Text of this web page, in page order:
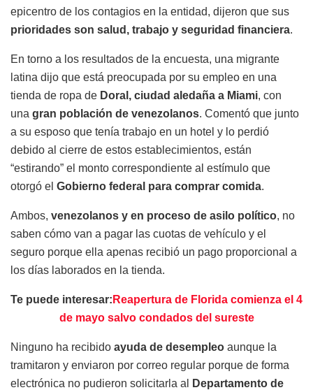
epicentro de los contagios en la entidad, dijeron que sus
prioridades son salud, trabajo y seguridad financiera.
En torno a los resultados de la encuesta, una migrante
latina dijo que está preocupada por su empleo en una
tienda de ropa de Doral, ciudad aledaña a Miami, con
una gran población de venezolanos. Comentó que junto
a su esposo que tenía trabajo en un hotel y lo perdió
debido al cierre de estos establecimientos, están
“estirando” el monto correspondiente al estímulo que
otorgó el Gobierno federal para comprar comida.
Ambos, venezolanos y en proceso de asilo político, no
saben cómo van a pagar las cuotas de vehículo y el
seguro porque ella apenas recibió un pago proporcional a
los días laborados en la tienda.
Te puede interesar: Reapertura de Florida comienza el 4
de mayo salvo condados del sureste
Ninguno ha recibido ayuda de desempleo aunque la
tramitaron y enviaron por correo regular porque de forma
electrónica no pudieron solicitarla al
Departamento de